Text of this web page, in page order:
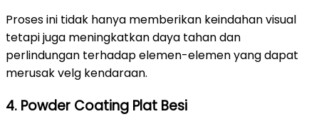
Proses ini tidak hanya memberikan keindahan visual
tetapi juga meningkatkan daya tahan dan
perlindungan terhadap elemen-elemen yang dapat
merusak velg kendaraan.
4. Powder Coating Plat Besi